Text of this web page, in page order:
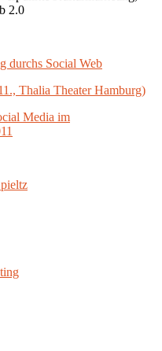
2.0
durchs Social Web
Thalia Theater Hamburg)
Media im